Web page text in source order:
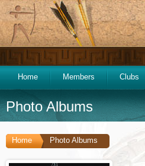
Home Members Clubs
Photo Albums
Home Photo Albums